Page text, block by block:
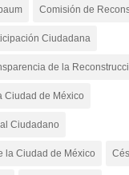
Comisión de
Ciudadana
de la
Ciudad de México
Ciudadano
la Ciudad de México